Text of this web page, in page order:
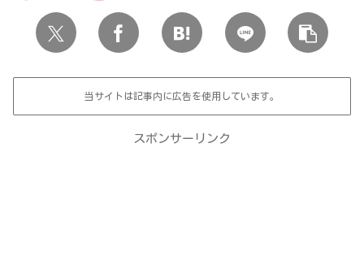
当サイトは記事内に広告を使用しています。
スポンサーリンク